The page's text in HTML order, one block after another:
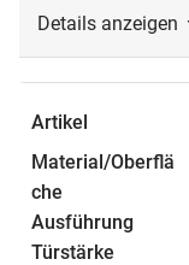
Details anzeigen